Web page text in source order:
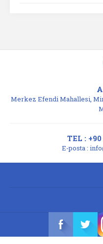
Merkez Efendi Mahallesi,
TEL :
E-posta :